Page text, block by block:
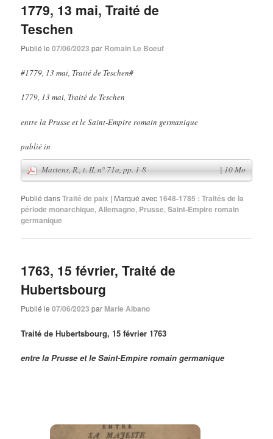
1779, 13 mai, Traité de
Teschen
Publié le07/06/2023 par Romain Le Boeuf
#1779, 13 mai, Traité de Teschen#
1779, 13 mai, Traité de Teschen
entre la Prusse et le Saint-Empire romain germanique
publié in
Martens, R., t. II, n° 71a, pp. 1-8
Publié dansTraité de paix | Marqué avec 1648-1785 : Traités de la
période monarchique, Allemagne, Prusse,Saint-Empire romain
germanique
1763, 15 février, Traité de
Hubertsbourg
Publié le07/06/2023 par Marie Albano
Traité de Hubertsbourg, 15 février 1763
entre laPrusse et le Saint-Empire romain germanique